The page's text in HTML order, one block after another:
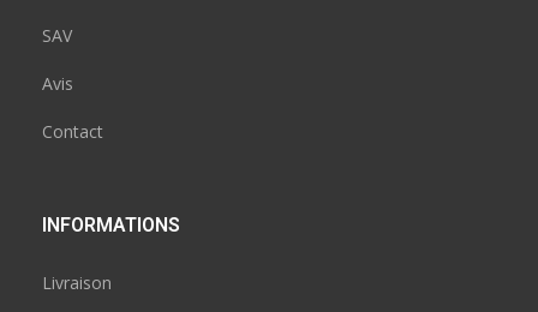
SAV
Avis
Contact
INFORMATIONS
Livraison